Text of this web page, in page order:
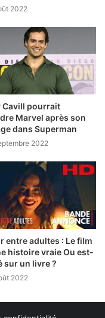
2022
Cavill pourrait
Marvel après son
dans Superman
2022
entre adultes : Le film
histoire vraie Ou est-
sur un livre ?
2022